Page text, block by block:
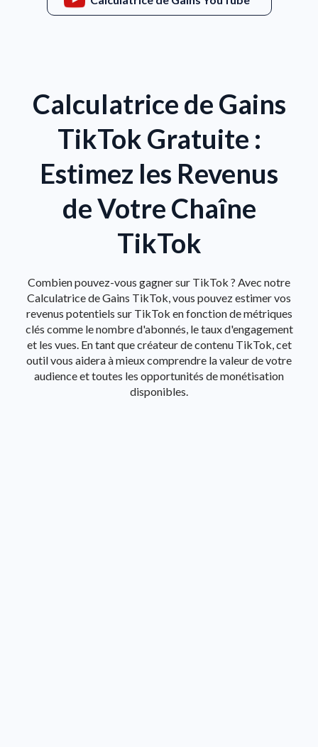
Calculatrice de Gains
TikTok Gratuite :
Estimez les Revenus
de Votre Chaîne
TikTok
Combien pouvez-vous gagner sur TikTok ? Avec notre
Calculatrice de Gains TikTok, vous pouvez estimer vos
revenus potentiels sur TikTok en fonction de métriques
clés comme le nombre d'abonnés, le taux d'engagement
et les vues. En tant que créateur de contenu TikTok, cet
outil vous aidera à mieux comprendre la valeur de votre
audience et toutes les opportunités de monétisation
disponibles.